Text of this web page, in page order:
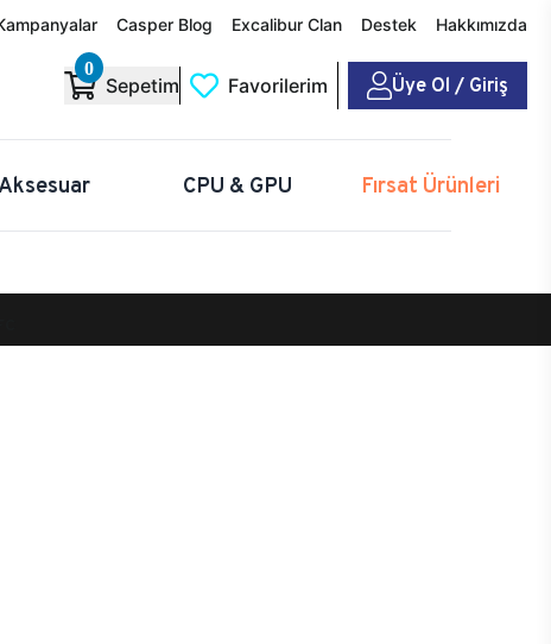
Casper Blog Excalibur Clan Destek Hakkımızda
0
Sepetim Favorilerim Üye Ol / Giriş
CPU & GPU Fırsat Ürünleri